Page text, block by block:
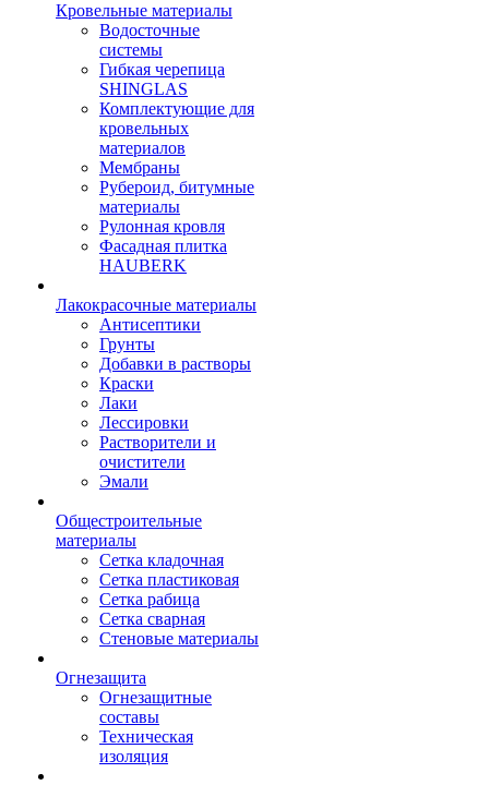
Кровельные материалы
Водосточные
системы
Гибкая черепица
SHINGLAS
Комплектующие для
кровельных
материалов
Мембраны
Рубероид, битумные
материалы
Рулонная кровля
Фасадная плитка
HAUBERK
Лакокрасочные материалы
Антисептики
Грунты
Добавки в растворы
Краски
Лаки
Лессировки
Растворители и
очистители
Эмали
Общестроительные
материалы
Сетка кладочная
Сетка пластиковая
Сетка рабица
Сетка сварная
Стеновые материалы
Огнезащита
Огнезащитные
составы
Техническая
изоляция